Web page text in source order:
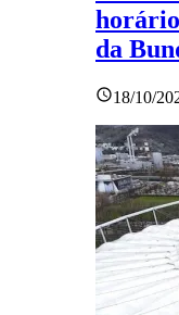
da
18/10/